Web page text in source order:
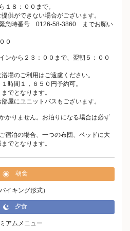
８：００まで。
供ができない場合がございます。
急時番号 0126-58-3860 までお願い
０
から２３：００まで、翌朝５：００
場のご利用はご遠慮ください。
時間１，６５０円予約可。
でとなります。
屋にユニットバスもございます。
かりません。お泊りになる場合は必ず
宿泊の場合、一つの布団、ベッドに大
でとなります。
朝食
イキング形式）
夕食
アムメニュー